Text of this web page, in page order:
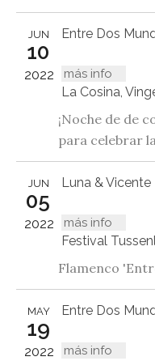
Entre Dos
más info
JUN
10
2022
La Cosina,
¡Noche de de
para celebrar
Luna & Vicente
más info
JUN
05
2022
Flamenco
Entre Dos
más info
MAY
19
2022